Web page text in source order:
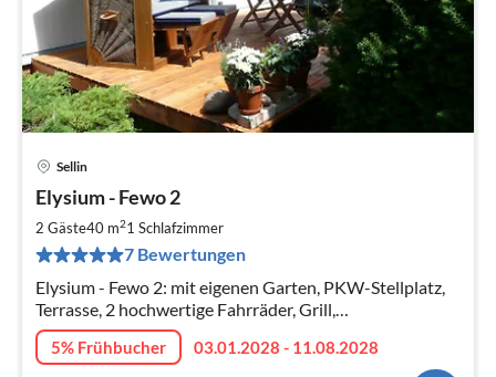
Sellin
Elysium - Fewo 2
2 Gäste40 m21 Schlafzimmer
7 Bewertungen
Elysium - Fewo 2: mit eigenen Garten, PKW-Stellplatz,
Terrasse, 2 hochwertige Fahrräder, Grill,
Waschmaschine, SAT-TV bzw. Smart-TV, WLAN, Senseo
Kaffeepadmaschine, Strandkorb
5% Frühbucher
03.01.2028 - 11.08.2028